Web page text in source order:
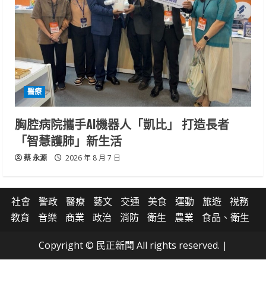
醫療
胸腔病院攜手AI機器人「凱比」 打造長者
「智慧護肺」新生活
蔡 永源 2026 年 8 月 7 日
社會 警政 醫療 藝文 交通 美食 運動 旅遊
祱務
教育
音樂 商業 政治 消防 衛生 農業 食品、衛生
Copyright © 民正新聞 All rights reserved. |